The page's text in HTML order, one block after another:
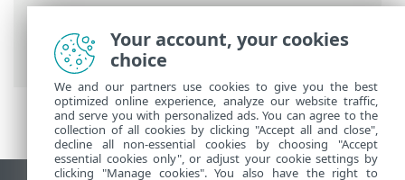
Aide en ligne d'ESET>ESET Small
Business Security>ESET Small Business
Security > Prévention
Your account, your cookies
choice
We and our partners use cookies to give you the best
optimized online experience, analyze our website traffic,
and serve you with personalized ads. You can agree to the
collection of all cookies by clicking "Accept all and close",
decline all non-essential cookies by choosing "Accept
essential cookies only", or adjust your cookie settings by
clicking "Manage cookies". You also have the right to